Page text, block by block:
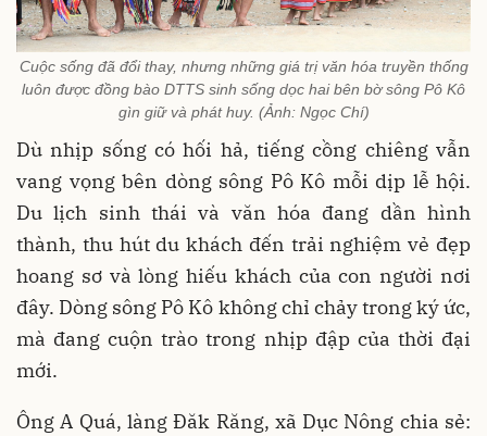
Cuộc sống đã đổi thay, nhưng những giá trị văn hóa truyền thống
luôn được đồng bào DTTS sinh sống dọc hai bên bờ sông Pô Kô
gìn giữ và phát huy. (Ảnh: Ngọc Chí)
Dù nhịp sống có hối hả, tiếng cồng chiêng vẫn
vang vọng bên dòng sông Pô Kô mỗi dịp lễ hội.
Du lịch sinh thái và văn hóa đang dần hình
thành, thu hút du khách đến trải nghiệm vẻ đẹp
hoang sơ và lòng hiếu khách của con người nơi
đây. Dòng sông Pô Kô không chỉ chảy trong ký ức,
mà đang cuộn trào trong nhịp đập của thời đại
mới.
Ông A Quá, làng Đăk Răng, xã Dục Nông chia sẻ: